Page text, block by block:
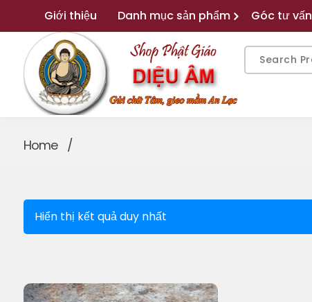
content
Giới thiệu Danh mục sản phẩm Góc tư vấn
Search
for:
Home /
Hiển thị kết quả duy nhất